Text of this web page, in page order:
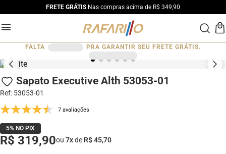
FRETE GRÁTIS Nas compras acima de R$ 349,90
FALTA PRA GARANTIR SEU FRETE GRÁTIS.
Sapato Executive Alth 53053-01
Ref: 53053-01
7 avaliações
5% NO PIX
R$ 319,90ou 7xde R$ 45,70